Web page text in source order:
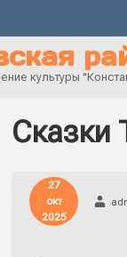
культуры
Сказки
27
окт
2025